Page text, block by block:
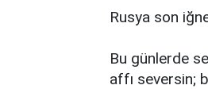
Rusya son
Bu günlerde
affı seversin;